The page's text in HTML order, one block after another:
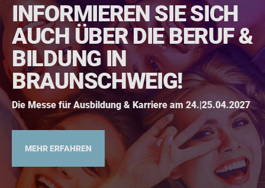
INFORMIEREN SIE SICH
AUCH ÜBER DIE BERUF &
BILDUNG IN
BRAUNSCHWEIG!
Die Messe für Ausbildung & Karriere am 24.|25.04.2027
MEHR ERFAHREN